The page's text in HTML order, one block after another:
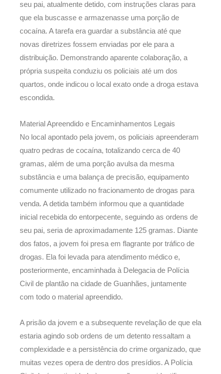
seu pai, atualmente detido, com instruções claras para
que ela buscasse e armazenasse uma porção de
cocaína. A tarefa era guardar a substância até que
novas diretrizes fossem enviadas por ele para a
distribuição. Demonstrando aparente colaboração, a
própria suspeita conduziu os policiais até um dos
quartos, onde indicou o local exato onde a droga estava
escondida.
Material Apreendido e Encaminhamentos Legais
No local apontado pela jovem, os policiais apreenderam
quatro pedras de cocaína, totalizando cerca de 40
gramas, além de uma porção avulsa da mesma
substância e uma balança de precisão, equipamento
comumente utilizado no fracionamento de drogas para
venda. A detida também informou que a quantidade
inicial recebida do entorpecente, seguindo as ordens de
seu pai, seria de aproximadamente 125 gramas. Diante
dos fatos, a jovem foi presa em flagrante por tráfico de
drogas. Ela foi levada para atendimento médico e,
posteriormente, encaminhada à Delegacia de Polícia
Civil de plantão na cidade de Guanhães, juntamente
com todo o material apreendido.
A prisão da jovem e a subsequente revelação de que ela
estaria agindo sob ordens de um detento ressaltam a
complexidade e a persistência do crime organizado, que
muitas vezes opera de dentro dos presídios. A Polícia